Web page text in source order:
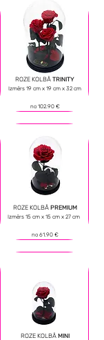
ROZE KOLBĀ TRINITY
Izmērs 19 cm х 19 cm х 32 cm
no102.90 €
ROZE KOLBĀ PREMIUM
Izmērs 15 cm х 15 cm х 27 cm
no 61.90 €
ROZE KOLBĀ MINI